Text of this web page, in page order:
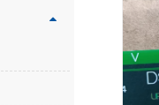
و
از